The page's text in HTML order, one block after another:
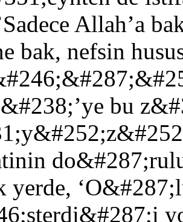
Allah’a
bak, nefsin
bu
yerde,